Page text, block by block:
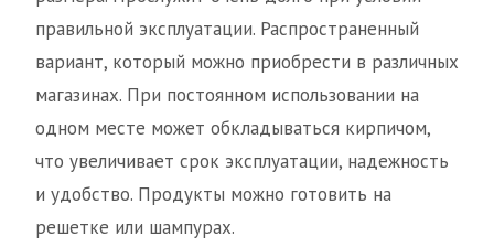
правильной эксплуатации. Распространенный
вариант, который можно приобрести в различных
магазинах. При постоянном использовании на
одном месте может обкладываться кирпичом,
что увеличивает срок эксплуатации, надежность
и удобство. Продукты можно готовить на
решетке или шампурах.